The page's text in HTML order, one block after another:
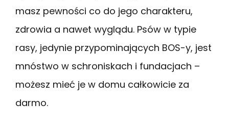
masz pewności co do jego charakteru,
zdrowia a nawet wyglądu. Psów w typie
rasy, jedynie przypominających BOS-y, jest
mnóstwo w schroniskach i fundacjach –
możesz mieć je w domu całkowicie za
darmo.